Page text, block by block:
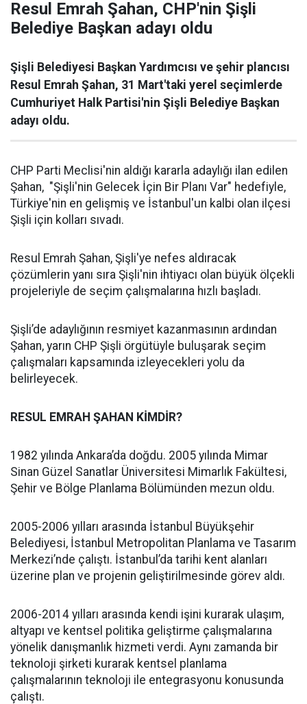
Resul Emrah Şahan, CHP'nin Şişli
Belediye Başkan adayı oldu
Şişli Belediyesi Başkan Yardımcısı ve şehir plancısı
Resul Emrah Şahan, 31 Mart'taki yerel seçimlerde
Cumhuriyet Halk Partisi'nin Şişli Belediye Başkan
adayı oldu.
CHP Parti Meclisi'nin aldığı kararla adaylığı ilan edilen
Şahan, "Şişli'nin Gelecek İçin Bir Planı Var" hedefiyle,
Türkiye'nin en gelişmiş ve İstanbul'un kalbi olan ilçesi
Şişli için kolları sıvadı.
Resul Emrah Şahan, Şişli'ye nefes aldıracak
çözümlerin yanı sıra Şişli'nin ihtiyacı olan büyük ölçekli
projeleriyle de seçim çalışmalarına hızlı başladı.
Şişli’de adaylığının resmiyet kazanmasının ardından
Şahan, yarın CHP Şişli örgütüyle buluşarak seçim
çalışmaları kapsamında izleyecekleri yolu da
belirleyecek.
RESUL EMRAH ŞAHAN KİMDİR?
1982 yılında Ankara’da doğdu. 2005 yılında Mimar
Sinan Güzel Sanatlar Üniversitesi Mimarlık Fakültesi,
Şehir ve Bölge Planlama Bölümünden mezun oldu.
2005-2006 yılları arasında İstanbul Büyükşehir
Belediyesi, İstanbul Metropolitan Planlama ve Tasarım
Merkezi’nde çalıştı. İstanbul’da tarihi kent alanları
üzerine plan ve projenin geliştirilmesinde görev aldı.
2006-2014 yılları arasında kendi işini kurarak ulaşım,
altyapı ve kentsel politika geliştirme çalışmalarına
yönelik danışmanlık hizmeti verdi. Aynı zamanda bir
teknoloji şirketi kurarak kentsel planlama
çalışmalarının teknoloji ile entegrasyonu konusunda
çalıştı.